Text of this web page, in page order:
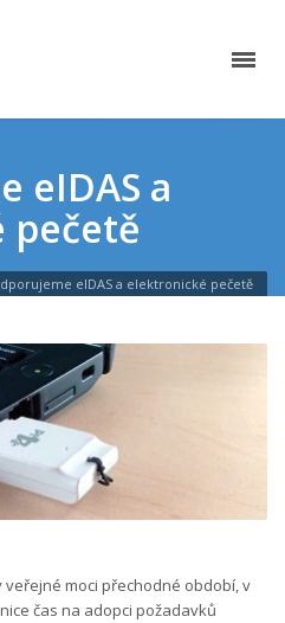
eIDAS a
eIDAS a elektronické pečetě
veřejné moci přechodné období, v
čas na adopci požadavků